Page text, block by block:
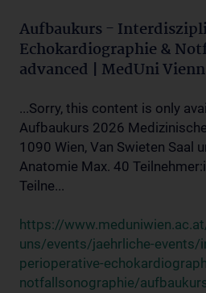
Aufbaukurs -
Echokardiographie &
advanced | MedUni
...Sorry, this content is only
Aufbaukurs 2026
1090 Wien, Van Swieten Saal
Anatomie Max. 40
Teilne...
https://
uns/events/jaehrliche-events/
perioperative-
notfallsonographie/